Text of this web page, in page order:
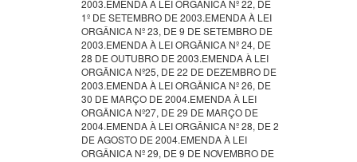
2003.EMENDA À LEI ORGÂNICA Nº 22, DE
1º DE SETEMBRO DE 2003.EMENDA À LEI
ORGÂNICA Nº 23, DE 9 DE SETEMBRO DE
2003.EMENDA À LEI ORGÂNICA Nº 24, DE
28 DE OUTUBRO DE 2003.EMENDA À LEI
ORGÂNICA Nº25, DE 22 DE DEZEMBRO DE
2003.EMENDA À LEI ORGÂNICA Nº 26, DE
30 DE MARÇO DE 2004.EMENDA À LEI
ORGÂNICA Nº27, DE 29 DE MARÇO DE
2004.EMENDA À LEI ORGÂNICA Nº 28, DE 2
DE AGOSTO DE 2004.EMENDA À LEI
ORGÂNICA Nº 29, DE 9 DE NOVEMBRO DE